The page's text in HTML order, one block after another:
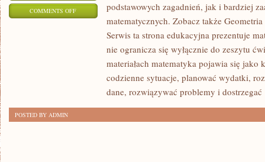
COMMENTS OFFON
CIEKAWOSTKI
MATEMATYCZNE
podstawowych zagadnień, jak i bardziej
matematycznych. Zobacz także
Serwis ta strona edukacyjna prezentuje
nie ogranicza się wyłącznie do zeszytu
materiałach matematyka pojawia się
codzienne sytuacje, planować wydatki,
dane, rozwiązywać problemy i dostrzegać
POSTED BY ADMIN